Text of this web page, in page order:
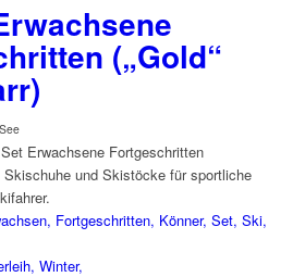
(„Gold“
Erwachsene Fortgeschritten
und Skistöcke für sportliche
Fortgeschritten, Könner, Set, Ski,
Winter,